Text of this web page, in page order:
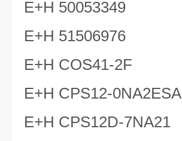
E+H 50053349
E+H 51506976
E+H COS41-2F
E+H CPS12-0NA2ESA
E+H CPS12D-7NA21